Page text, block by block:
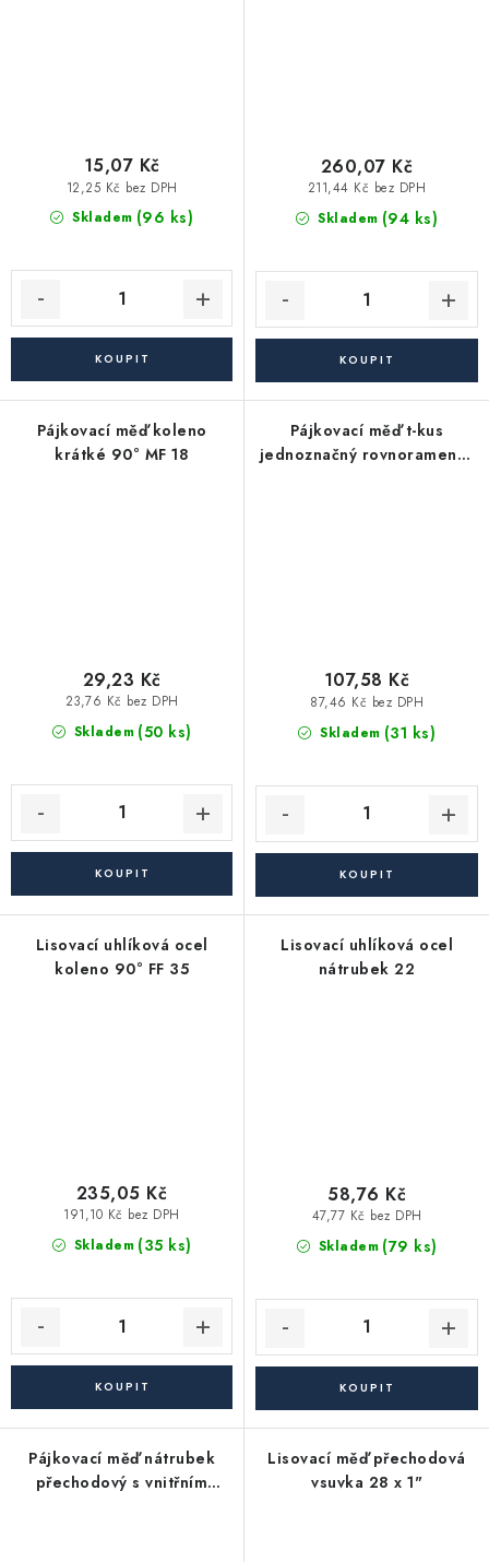
Skladem (96 ks)
12,25 Kč bez DPH
15,07 Kč
Skladem (94 ks)
211,44 Kč bez DPH
260,07 Kč
Pájkovací měď koleno
krátké 90° MF 18
Skladem (50 ks)
23,76 Kč bez DPH
29,23 Kč
Pájkovací měď t-kus
jednoznačný rovnoramenný
Skladem (31 ks)
87,46 Kč bez DPH
107,58 Kč
Lisovací uhlíková ocel
koleno 90° FF 35
Skladem (35 ks)
191,10 Kč bez DPH
235,05 Kč
Lisovací uhlíková ocel
nátrubek 22
Skladem (79 ks)
47,77 Kč bez DPH
58,76 Kč
Pájkovací měď nátrubek
přechodový s vnitřním
Lisovací měď přechodová
vsuvka 28 x 1"